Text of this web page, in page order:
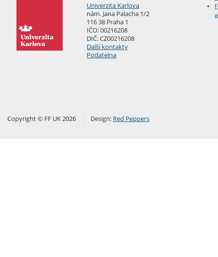
Univerzita Karlova
nám. Jana Palacha 1/2
116 38 Praha 1
IČO: 00216208
DIČ: CZ00216208
Další kontakty
Podatelna
Copyright © FF UK 2026 Design: Red Peppers